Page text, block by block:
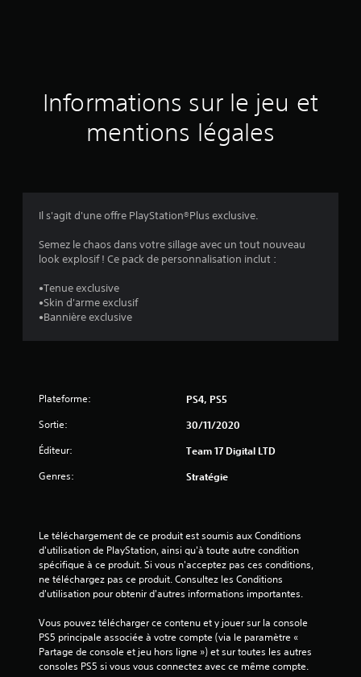
a
:
1
l
e
s
s
u
Informations sur le jeu et
mentions légales
Il s'agit d'une offre PlayStation®Plus exclusive.
Semez le chaos dans votre sillage avec un tout nouveau
look explosif ! Ce pack de personnalisation inclut :
•Tenue exclusive
•Skin d'arme exclusif
•Bannière exclusive
Plateforme: PS4, PS5
Sortie: 30/11/2020
Éditeur: Team 17 Digital LTD
Genres: Stratégie
Le téléchargement de ce produit est soumis aux Conditions
d'utilisation de PlayStation, ainsi qu'à toute autre condition
spécifique à ce produit. Si vous n'acceptez pas ces conditions,
ne téléchargez pas ce produit. Consultez les Conditions
d'utilisation pour obtenir d'autres informations importantes.
Vous pouvez télécharger ce contenu et y jouer sur la console
PS5 principale associée à votre compte (via le paramètre «
Partage de console et jeu hors ligne ») et sur toutes les autres
consoles PS5 si vous vous connectez avec ce même compte.